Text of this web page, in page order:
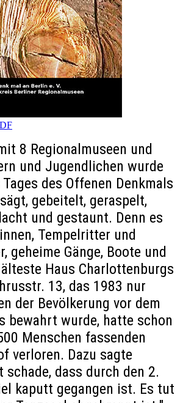
8 Regionalmuseen und
und Jugendlichen wurde
des Offenen Denkmals
gebeitelt, geraspelt,
und gestaunt. Denn es
Tempelritter und
geheime Gänge, Boote und
Haus Charlottenburgs
13, das 1983 nur
der Bevölkerung vor dem
bewahrt wurde, hatte schon
Menschen fassenden
verloren. Dazu sagte
schade, dass durch den 2.
kaputt gegangen ist. Es tut